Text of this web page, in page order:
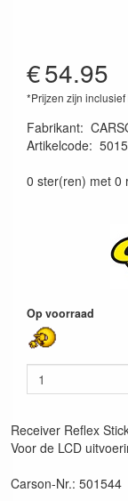
€54.95
*Prijzen zijn inclusief
Fabrikant:
Artikelcode:
0 ster(ren) met 0
Op voorraad
Receiver Reflex
Voor de LCD
Carson-Nr.: 501544